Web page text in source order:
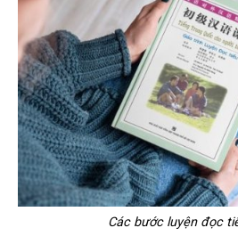
Các bước luyện đọc